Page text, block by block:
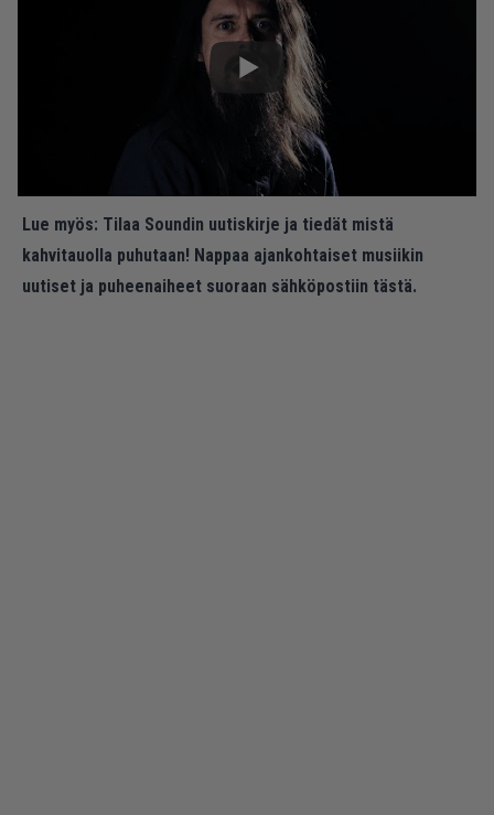
Lue myös: Tilaa Soundin uutiskirje ja tiedät mistä
kahvitauolla puhutaan! Nappaa ajankohtaiset musiikin
uutiset ja puheenaiheet suoraan sähköpostiin tästä.